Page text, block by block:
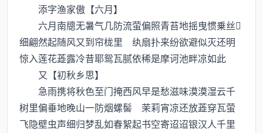
添字渔家傲【六月】
六月南牕无暑气几防流萤偏照青苔地摇曳惯乗丝
细翩然起随风又到帘栊里 纨扇扑来纷欲避似灭还明
惊入莲花蕋露冷昔耶鸳瓦腻依稀是摩诃池畔凉如此
又【初秋乡思】
急雨携将秋色至门掩西风早是愁滋味漠漠湿云千
树里偏垂地晚山一防烟螺髻 茉莉宵凉还放蕋穿瓦萤
飞隐壁虫声细归梦乱如春絮起书空寄迢迢银汉人千里